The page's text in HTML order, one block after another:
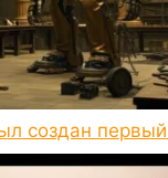
создан первый